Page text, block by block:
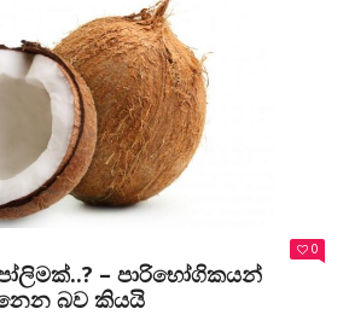
0
– පාරිභෝගිකයන්
බව කියයි